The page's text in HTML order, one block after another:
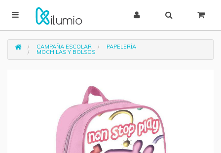
CAMPAÑA ESCOLAR PAPELERÍA
MOCHILAS Y BOLSOS